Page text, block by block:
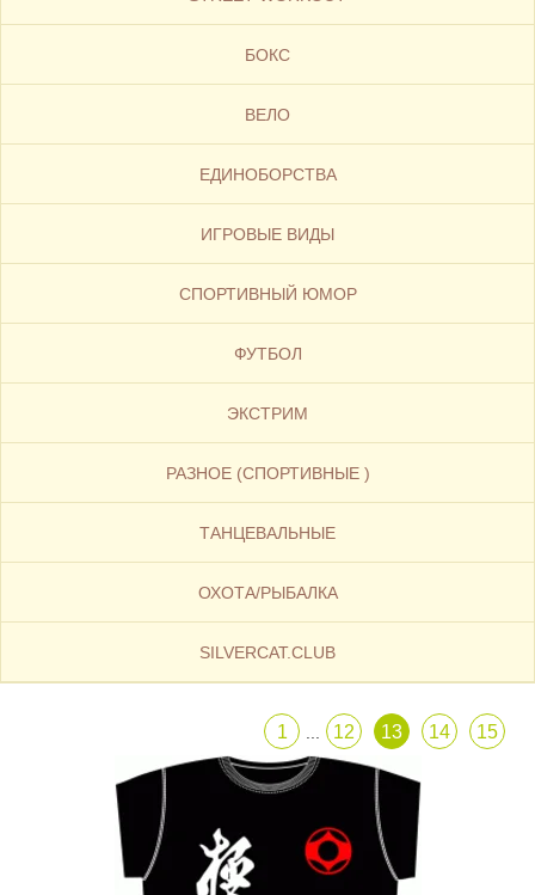
БОКС
ВЕЛО
ЕДИНОБОРСТВА
ИГРОВЫЕ ВИДЫ
СПОРТИВНЫЙ ЮМОР
ФУТБОЛ
ЭКСТРИМ
РАЗНОЕ (СПОРТИВНЫЕ )
ТАНЦЕВАЛЬНЫЕ
ОХОТА/РЫБАЛКА
SILVERCAT.CLUB
1 12 13 14 15